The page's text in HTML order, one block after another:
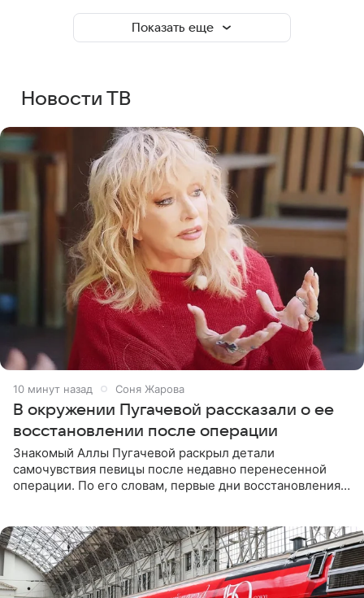
Показать еще
Новости ТВ
10 минут назад Соня Жарова
В окружении Пугачевой рассказали о ее
восстановлении после операции
Знакомый Аллы Пугачевой раскрыл детали
самочувствия певицы после недавно перенесенной
операции. По его словам, первые дни восстановления